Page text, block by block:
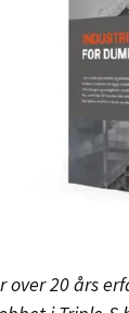
over 20 års